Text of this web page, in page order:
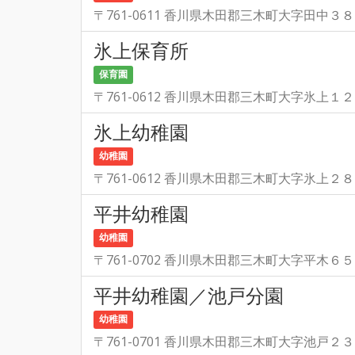
〒761-0611 香川県木田郡三木町大字田中３
氷上保育所
保育園
〒761-0612 香川県木田郡三木町大字氷上１２
氷上幼稚園
幼稚園
〒761-0612 香川県木田郡三木町大字氷上２８
平井幼稚園
幼稚園
〒761-0702 香川県木田郡三木町大字平木６５
平井幼稚園／池戸分園
幼稚園
〒761-0701 香川県木田郡三木町大字池戸２